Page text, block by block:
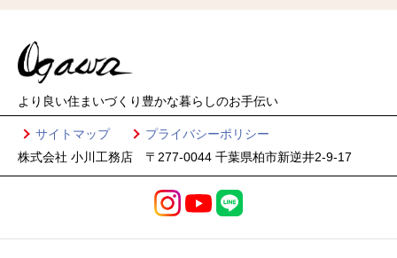
より良い住まいづくり 豊かな暮らしのお手伝い
サイトマップ
プライバシーポリシー
株式会社 小川工務店 〒277-0044 千葉県柏市新逆井2-9-17